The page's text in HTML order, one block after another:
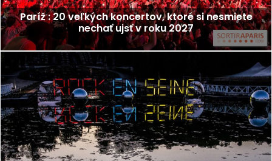
Paríž : 20 veľkých koncertov, ktoré si nesmiete
nechať ujsť v roku 2027